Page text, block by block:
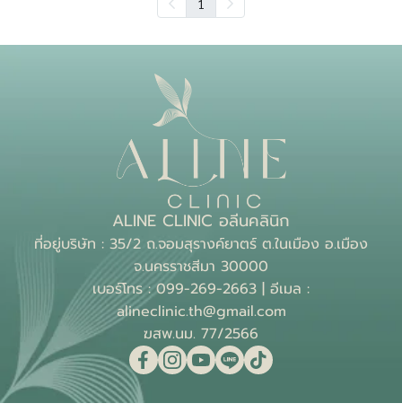
ALINE CLINIC อลีนคลินิก
ที่อยู่บริษัท : 35/2 ถ.จอมสุรางค์ยาตร์ ต.ในเมือง อ.เมือง
จ.นครราชสีมา 30000
เบอร์โทร : 099-269-2663 | อีเมล :
alineclinic.th@gmail.com
ฆสพ.นม. 77/2566